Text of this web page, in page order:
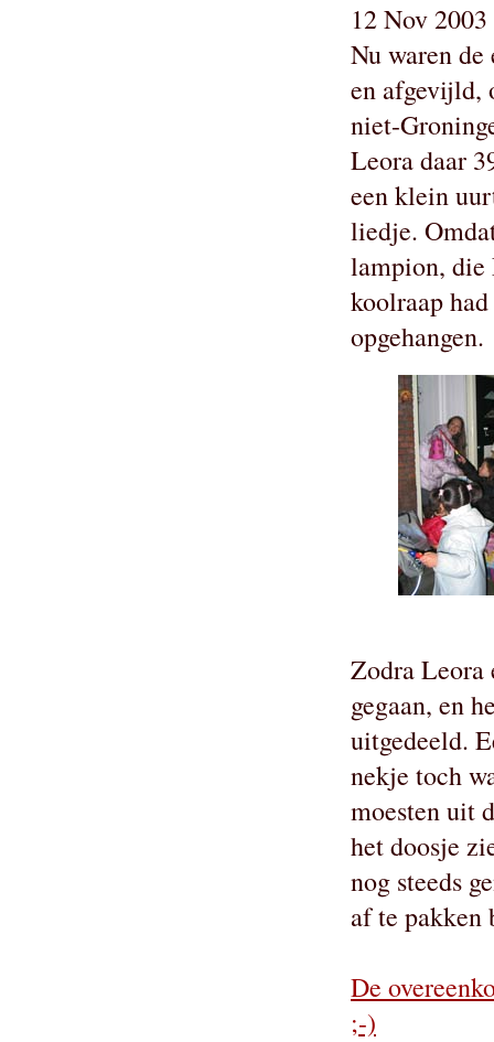
12 Nov
Nu waren
en afgevijld,
niet-
Leora daar
een klein
liedje.
lampion, die
koolraap
opgehangen.
Zodra Leora
gegaan, en
uitgedeeld.
nekje toch
moesten uit
het doosje
nog steeds
af te pakken
De
;-)